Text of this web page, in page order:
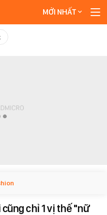
MỚI NHẤT
chỉ 1 vị thế "nữ